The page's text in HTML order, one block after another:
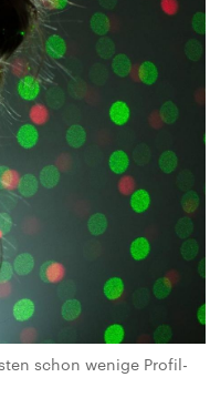
schon wenige Profil-